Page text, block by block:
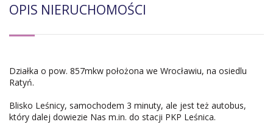
OPIS NIERUCHOMOŚCI
Działka o pow. 857mkw położona we Wrocławiu, na osiedlu
Ratyń.
Blisko Leśnicy, samochodem 3 minuty, ale jest też autobus,
który dalej dowiezie Nas m.in. do stacji PKP Leśnica.